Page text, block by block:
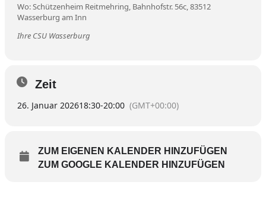
Wo: Schützenheim Reitmehring, Bahnhofstr. 56c, 83512
Wasserburg am Inn
Ihre CSU Wasserburg
Zeit
26. Januar 202618:30-20:00 (GMT+00:00)
ZUM EIGENEN KALENDER HINZUFÜGEN
ZUM GOOGLE KALENDER HINZUFÜGEN